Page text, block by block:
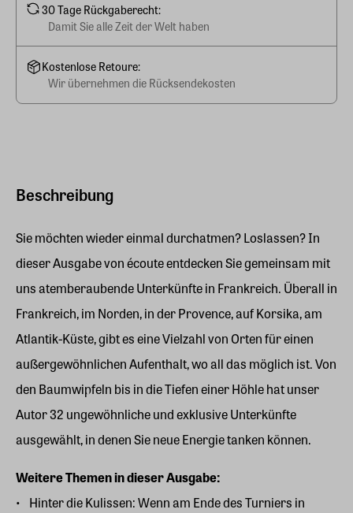
Beschreibung
Sie möchten wieder einmal durchatmen? Loslassen? In
dieser Ausgabe von écoute entdecken Sie gemeinsam mit
uns atemberaubende Unterkünfte in Frankreich. Überall in
Frankreich, im Norden, in der Provence, auf Korsika, am
Atlantik-Küste, gibt es eine Vielzahl von Orten für einen
außergewöhnlichen Aufenthalt, wo all das möglich ist. Von
den Baumwipfeln bis in die Tiefen einer Höhle hat unser
Autor 32 ungewöhnliche und exklusive Unterkünfte
ausgewählt, in denen Sie neue Energie tanken können.
Weitere Themen in dieser Ausgabe:
Hinter die Kulissen: Wenn am Ende des Turniers in
30 Tage Rückgaberecht:
Damit Sie alle Zeit der Welt haben
Kostenlose Retoure:
Wir übernehmen die Rücksendekosten